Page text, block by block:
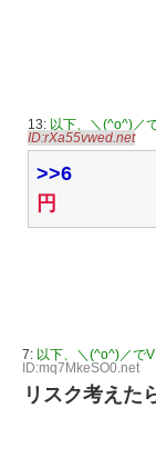
13: 以下、＼(^o^)／
ID:rXa55vwed.net
>>6
円
7: 以下、＼(^o^)／で
ID:mq7MkeSO0.net
リスク考えた